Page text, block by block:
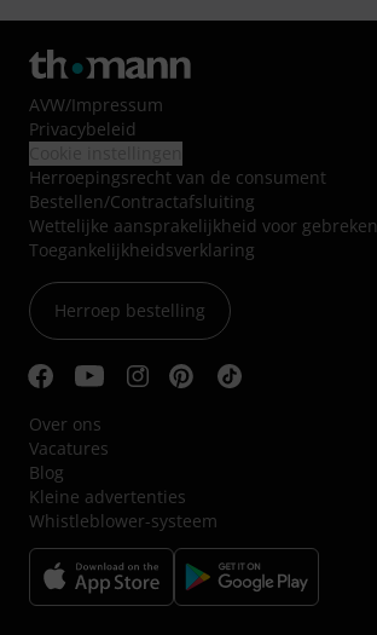
AVW/Impressum
Privacybeleid
Herroepingsrecht van de consument
Bestellen/Contractafsluiting
Wettelijke aansprakelijkheid voor gebreken
Toegankelijkheidsverklaring
Herroep bestelling
Over ons
Vacatures
Blog
Kleine advertenties
Whistleblower-systeem